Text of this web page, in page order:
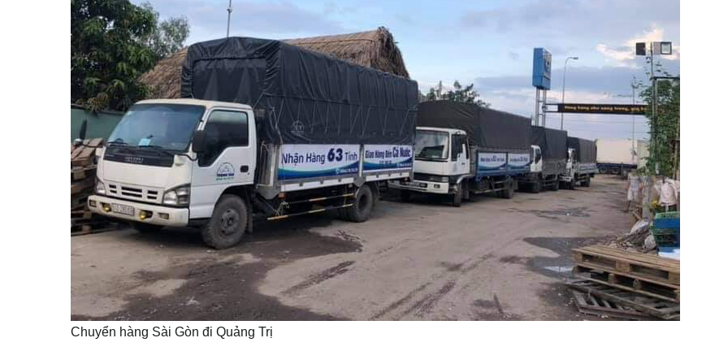
Chuyển hàng Sài Gòn đi Quảng Trị